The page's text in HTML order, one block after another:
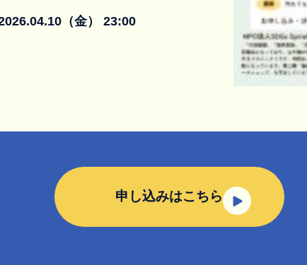
（金） 23:00
申し込みはこちら